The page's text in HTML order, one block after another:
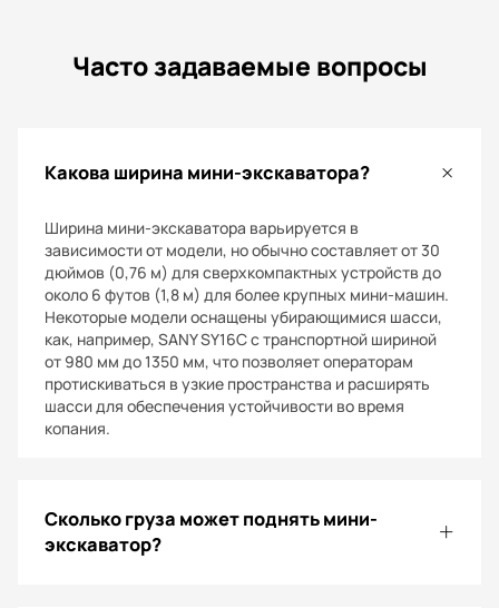
Часто задаваемые вопросы
Какова ширина мини-экскаватора?
Ширина мини-экскаватора варьируется в
зависимости от модели, но обычно составляет от 30
дюймов (0,76 м) для сверхкомпактных устройств до
около 6 футов (1,8 м) для более крупных мини-машин.
Некоторые модели оснащены убирающимися шасси,
как, например, SANY SY16C с транспортной шириной
от 980 мм до 1350 мм, что позволяет операторам
протискиваться в узкие пространства и расширять
шасси для обеспечения устойчивости во время
копания.
Сколько груза может поднять мини-
экскаватор?